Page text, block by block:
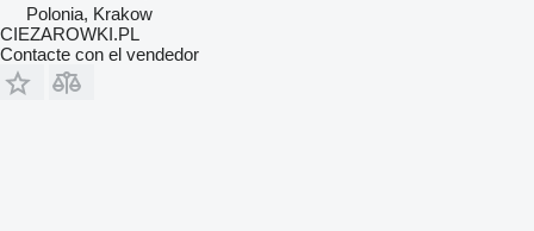
Polonia, Krakow
CIEZAROWKI.PL
Contacte con el vendedor